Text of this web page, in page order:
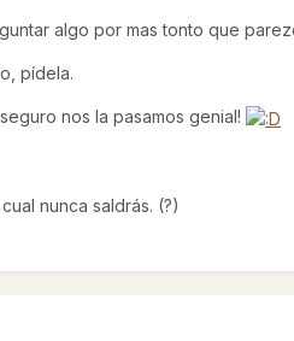
algo por mas tonto que
pídela.
nos la pasamos genial!
nunca saldrás. (?)